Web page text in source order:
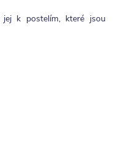
k postelím, které jsou